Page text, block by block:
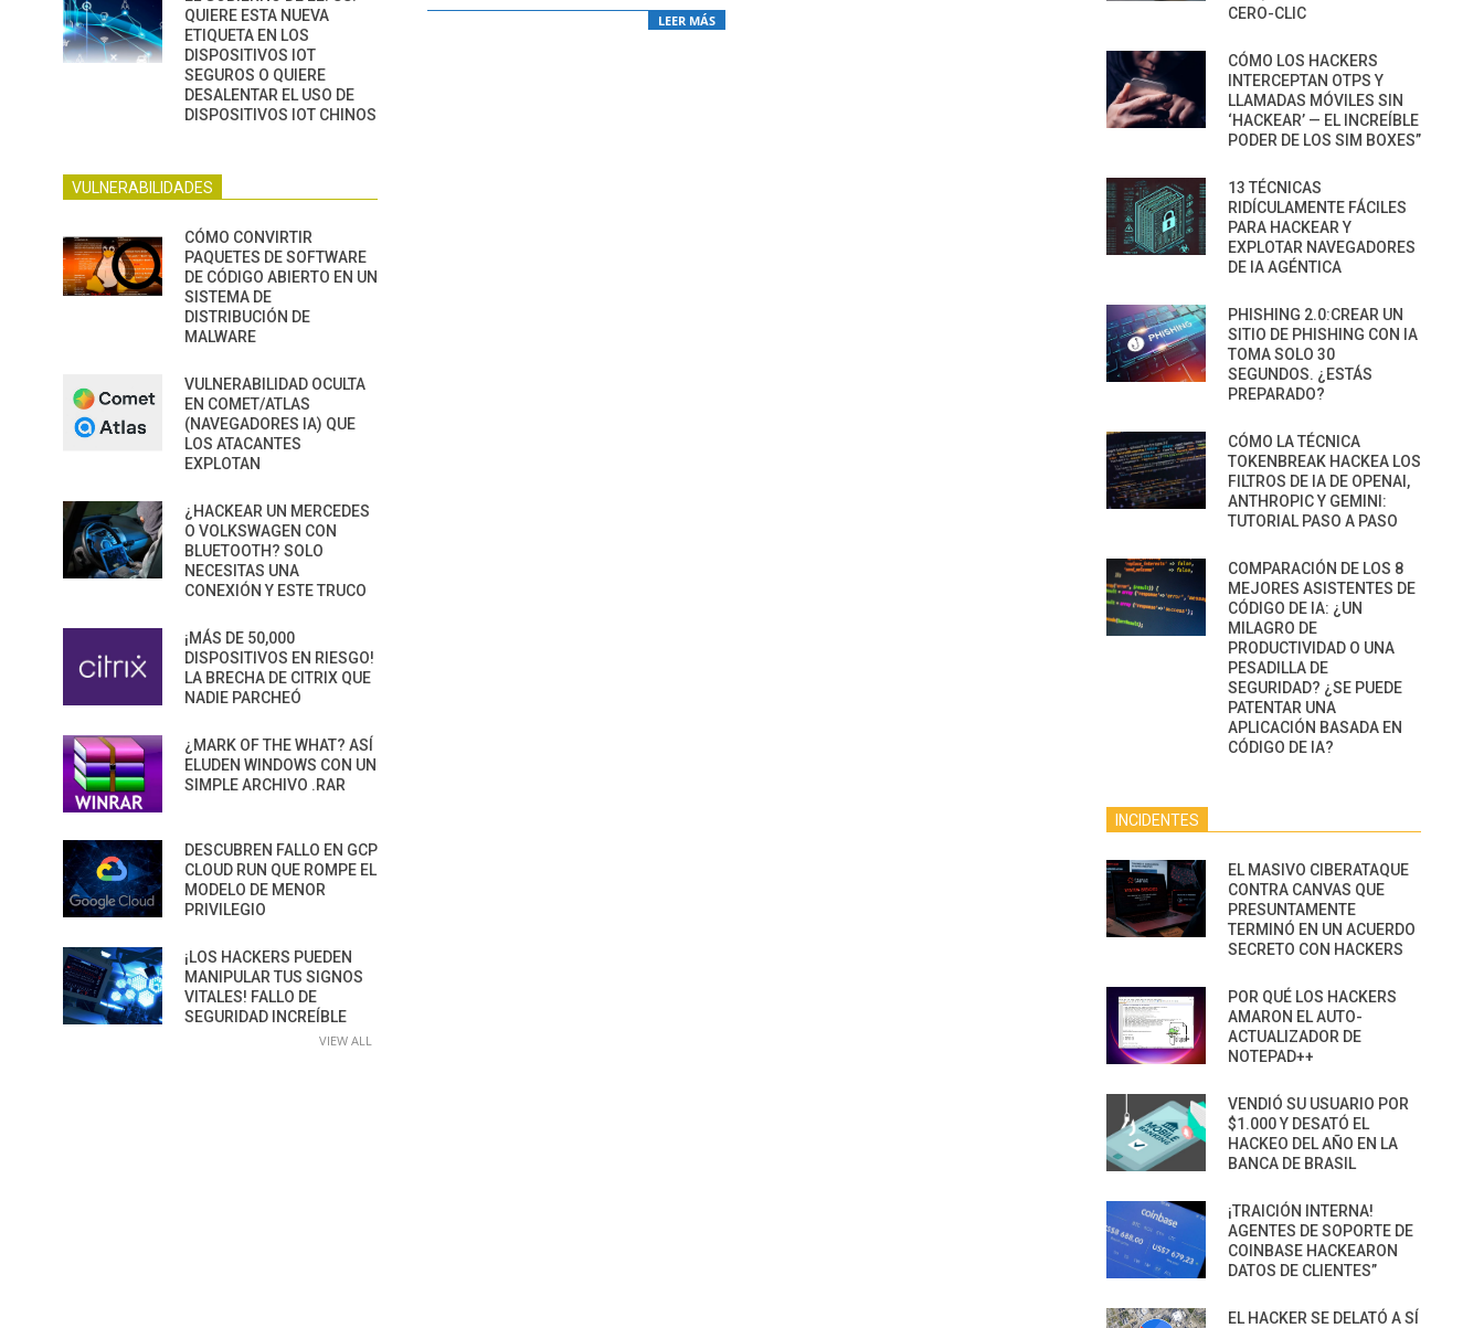
LEER MÁS
QUIERE ESTA NUEVA
ETIQUETA EN LOS
DISPOSITIVOS IOT
SEGUROS O QUIERE
DESALENTAR EL USO DE
DISPOSITIVOS IOT CHINOS
VULNERABILIDADES
CÓMO CONVIRTIR
PAQUETES DE SOFTWARE
DE CÓDIGO ABIERTO EN UN
SISTEMA DE
DISTRIBUCIÓN DE
MALWARE
VULNERABILIDAD OCULTA
EN COMET/ATLAS
(NAVEGADORES IA) QUE
LOS ATACANTES
EXPLOTAN
¿HACKEAR UN MERCEDES
O VOLKSWAGEN CON
BLUETOOTH? SOLO
NECESITAS UNA
CONEXIÓN Y ESTE TRUCO
¡MÁS DE 50,000
DISPOSITIVOS EN RIESGO!
LA BRECHA DE CITRIX QUE
NADIE PARCHEÓ
¿MARK OF THE WHAT? ASÍ
ELUDEN WINDOWS CON UN
SIMPLE ARCHIVO .RAR
DESCUBREN FALLO EN GCP
CLOUD RUN QUE ROMPE EL
MODELO DE MENOR
PRIVILEGIO
¡LOS HACKERS PUEDEN
MANIPULAR TUS SIGNOS
VITALES! FALLO DE
SEGURIDAD INCREÍBLE
VIEW ALL
CERO-CLIC
CÓMO LOS HACKERS
INTERCEPTAN OTPS Y
LLAMADAS MÓVILES SIN
‘HACKEAR’ — EL INCREÍBLE
PODER DE LOS SIM BOXES”
13 TÉCNICAS
RIDÍCULAMENTE FÁCILES
PARA HACKEAR Y
EXPLOTAR NAVEGADORES
DE IA AGÉNTICA
PHISHING 2.0:CREAR UN
SITIO DE PHISHING CON IA
TOMA SOLO 30
SEGUNDOS. ¿ESTÁS
PREPARADO?
CÓMO LA TÉCNICA
TOKENBREAK HACKEA LOS
FILTROS DE IA DE OPENAI,
ANTHROPIC Y GEMINI:
TUTORIAL PASO A PASO
COMPARACIÓN DE LOS 8
MEJORES ASISTENTES DE
CÓDIGO DE IA: ¿UN
MILAGRO DE
PRODUCTIVIDAD O UNA
PESADILLA DE
SEGURIDAD? ¿SE PUEDE
PATENTAR UNA
APLICACIÓN BASADA EN
CÓDIGO DE IA?
INCIDENTES
EL MASIVO CIBERATAQUE
CONTRA CANVAS QUE
PRESUNTAMENTE
TERMINÓ EN UN ACUERDO
SECRETO CON HACKERS
POR QUÉ LOS HACKERS
AMARON EL AUTO-
ACTUALIZADOR DE
NOTEPAD++
VENDIÓ SU USUARIO POR
$1.000 Y DESATÓ EL
HACKEO DEL AÑO EN LA
BANCA DE BRASIL
¡TRAICIÓN INTERNA!
AGENTES DE SOPORTE DE
COINBASE HACKEARON
DATOS DE CLIENTES”
EL HACKER SE DELATÓ A SÍ